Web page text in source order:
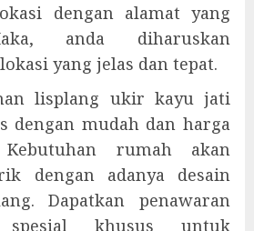
dengan alamat yang
anda diharuskan
yang jelas dan tepat.
lisplang ukir kayu jati
dengan mudah dan harga
rumah akan
dengan adanya desain
Dapatkan penawaran
khusus untuk